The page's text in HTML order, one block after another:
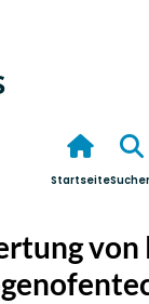
Startseite